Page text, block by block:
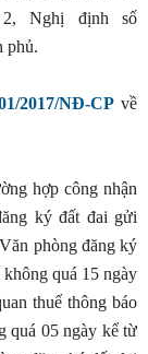
Nghị định số
phủ.
2017/NĐ-CPvề
hợp công nhận
ký đất đai gửi
phòng đăng ký
quá 15 ngày
thuế thông báo
quá 05 ngày kể từ